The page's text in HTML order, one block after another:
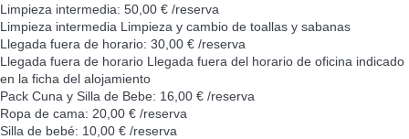
Limpieza intermedia: 50,00 € /reserva
Limpieza intermedia Limpieza y cambio de toallas y sabanas
Llegada fuera de horario: 30,00 € /reserva
Llegada fuera de horario Llegada fuera del horario de oficina indicado
en la ficha del alojamiento
Pack Cuna y Silla de Bebe: 16,00 € /reserva
Ropa de cama: 20,00 € /reserva
Silla de bebé: 10,00 € /reserva